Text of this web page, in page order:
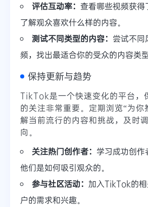
评估互动率： 查看哪些视频获得
了解观众喜欢什么样的内容。
测试不同类型的内容： 尝试不同
频，找出最适合你的受众的内容类型
保持更新与趋势
TikTok是一个快速变化的平台，
的关注非常重要。定期浏览“为你
解当前流行的内容和挑战，及时
向。
关注热门创作者： 学习成功创
他们是如何吸引观众的。
参与社区活动： 加入TikTok的
户的需求和兴趣。